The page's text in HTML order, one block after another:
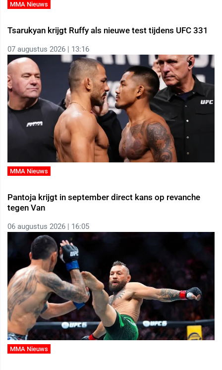
MMA Nieuws
Tsarukyan krijgt Ruffy als nieuwe test tijdens UFC 331
07 augustus 2026 | 13:16
MMA Nieuws
Pantoja krijgt in september direct kans op revanche
tegen Van
06 augustus 2026 | 16:05
MMA Nieuws